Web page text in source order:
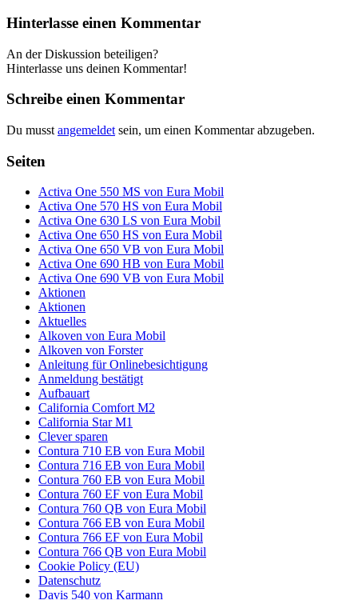
Hinterlasse einen Kommentar
An der Diskussion beteiligen?
Hinterlasse uns deinen Kommentar!
Schreibe einen Kommentar
Du musst angemeldet sein, um einen Kommentar abzugeben.
Seiten
Activa One 550 MS von Eura Mobil
Activa One 570 HS von Eura Mobil
Activa One 630 LS von Eura Mobil
Activa One 650 HS von Eura Mobil
Activa One 650 VB von Eura Mobil
Activa One 690 HB von Eura Mobil
Activa One 690 VB von Eura Mobil
Aktionen
Aktionen
Aktuelles
Alkoven von Eura Mobil
Alkoven von Forster
Anleitung für Onlinebesichtigung
Anmeldung bestätigt
Aufbauart
California Comfort M2
California Star M1
Clever sparen
Contura 710 EB von Eura Mobil
Contura 716 EB von Eura Mobil
Contura 760 EB von Eura Mobil
Contura 760 EF von Eura Mobil
Contura 760 QB von Eura Mobil
Contura 766 EB von Eura Mobil
Contura 766 EF von Eura Mobil
Contura 766 QB von Eura Mobil
Cookie Policy (EU)
Datenschutz
Davis 540 von Karmann